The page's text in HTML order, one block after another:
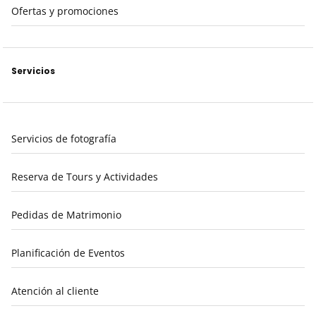
Ofertas y promociones
Servicios
Servicios de fotografía
Reserva de Tours y Actividades
Pedidas de Matrimonio
Planificación de Eventos
Atención al cliente